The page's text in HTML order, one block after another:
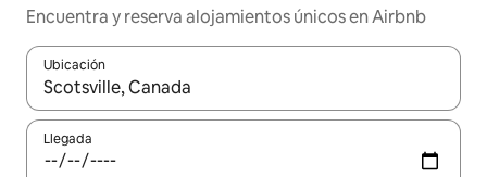
Encuentra y reserva alojamientos únicos en Airbnb
Ubicación
Cuando los resultados estén disponibles, navega con las
Llegada